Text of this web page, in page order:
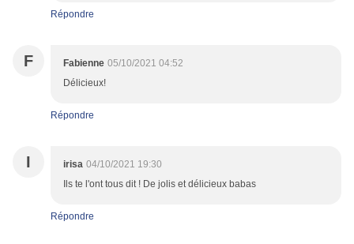
Répondre
F Fabienne 05/10/2021 04:52
Délicieux!
Répondre
I irisa 04/10/2021 19:30
Ils te l'ont tous dit ! De jolis et délicieux babas
Répondre